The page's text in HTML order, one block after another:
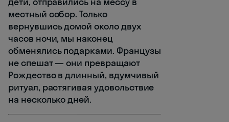
местный собор. Только
вернувшись домой около двух
часов ночи, мы наконец
обменялись подарками. Французы
не спешат — они превращают
Рождество в длинный, вдумчивый
ритуал, растягивая удовольствие
на несколько дней.